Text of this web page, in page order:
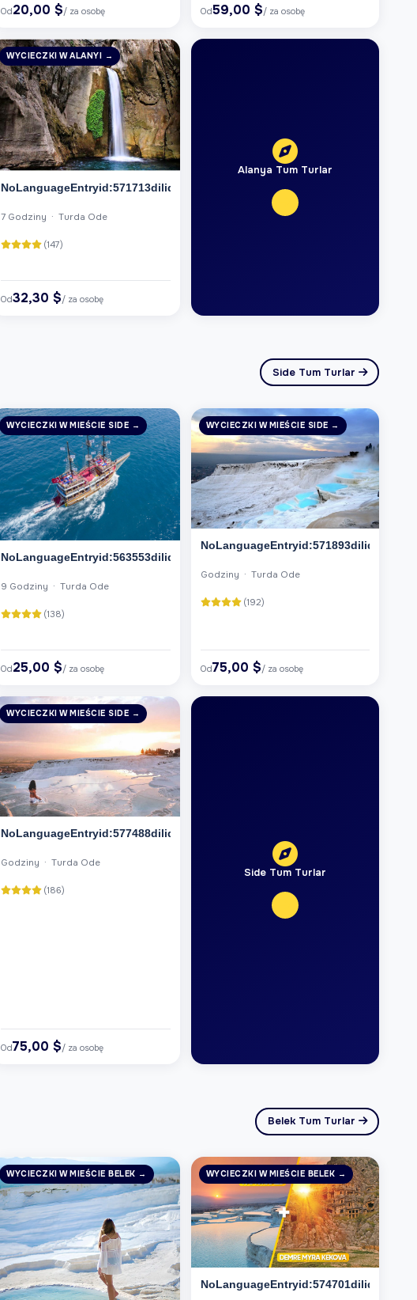
Od20,00 $/ za osobę Od59,00 $/ za osobę
WYCIECZKI W ALANYI →
NoLanguageEntryid:571713dilid:6
7 Godziny · Turda Ode
(147)
Od32,30 $/ za osobę
Alanya Tum Turlar
Side Tum Turlar
WYCIECZKI W MIEŚCIE SIDE →
NoLanguageEntryid:563553dilid:6
9 Godziny · Turda Ode
(138)
Od25,00 $/ za osobę
WYCIECZKI W MIEŚCIE SIDE →
NoLanguageEntryid:571893dilid:6
Godziny · Turda Ode
(192)
Od75,00 $/ za osobę
WYCIECZKI W MIEŚCIE SIDE →
NoLanguageEntryid:577488dilid:6
Godziny · Turda Ode
(186)
Od75,00 $/ za osobę
Side Tum Turlar
Belek Tum Turlar
WYCIECZKI W MIEŚCIE BELEK → WYCIECZKI W MIEŚCIE BELEK →
NoLanguageEntryid:574701dilid:6